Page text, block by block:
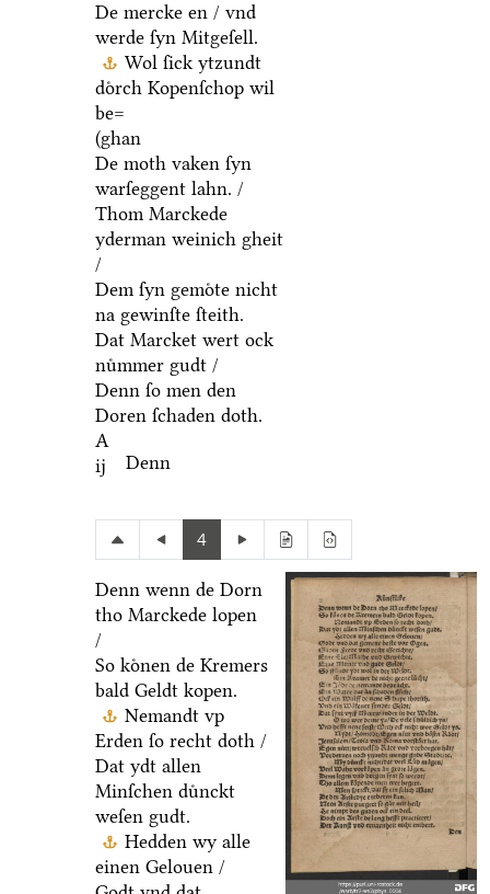
De mercke en / vnd
werde ſyn Mitgeſell.
Wol ſick ytzundt
doͤrch Kopenſchop wil
be=
(ghan
De moth vaken ſyn
warſeggent lahn. /
Thom Marckede
yderman weinich gheit
/
Dem ſyn gemoͤte nicht
na gewinſte ſteith.
Dat Marcket wert ock
nuͤmmer gudt /
Denn ſo men den
Doren ſchaden doth.
A
ij
Denn
4
Denn wenn de Dorn
tho Marckede lopen
/
So koͤnen de Kremers
bald Geldt kopen.
Nemandt vp
Erden ſo recht doth /
Dat ydt allen
Minſchen duͤnckt
weſen gudt.
Hedden wy alle
einen Gelouen /